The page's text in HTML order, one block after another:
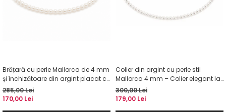
Brățară cu perle Mallorca de 4 mm
și închizătoare din argint placat cu
aur
285,00 Lei
170,00 Lei
Colier din argint cu perle stil
Mallorca 4 mm – Colier elegant la
baza gâtului
300,00 Lei
179,00 Lei